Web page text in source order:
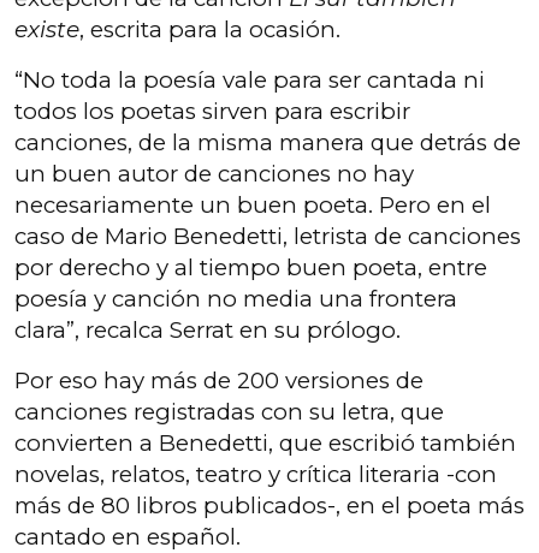
existe, escrita para la ocasión.
“No toda la poesía vale para ser cantada ni
todos los poetas sirven para escribir
canciones, de la misma manera que detrás de
un buen autor de canciones no hay
necesariamente un buen poeta. Pero en el
caso de Mario Benedetti, letrista de canciones
por derecho y al tiempo buen poeta, entre
poesía y canción no media una frontera
clara”, recalca Serrat en su prólogo.
Por eso hay más de 200 versiones de
canciones registradas con su letra, que
convierten a Benedetti, que escribió también
novelas, relatos, teatro y crítica literaria -con
más de 80 libros publicados-, en el poeta más
cantado en español.